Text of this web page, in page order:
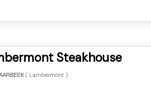
Steakhouse
( Lambermont)